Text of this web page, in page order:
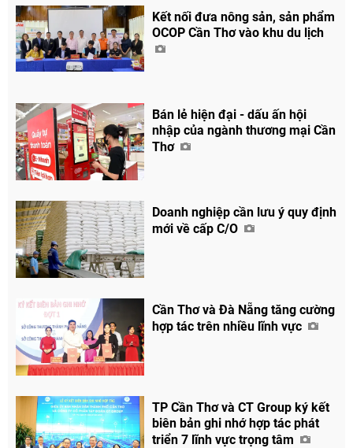
Kết nối đưa nông sản, sản phẩm
OCOP Cần Thơ vào khu du lịch
Bán lẻ hiện đại - dấu ấn hội
nhập của ngành thương mại Cần
Thơ
Doanh nghiệp cần lưu ý quy định
mới về cấp C/O
Cần Thơ và Đà Nẵng tăng cường
hợp tác trên nhiều lĩnh vực
TP Cần Thơ và CT Group ký kết
biên bản ghi nhớ hợp tác phát
triển 7 lĩnh vực trọng tâm